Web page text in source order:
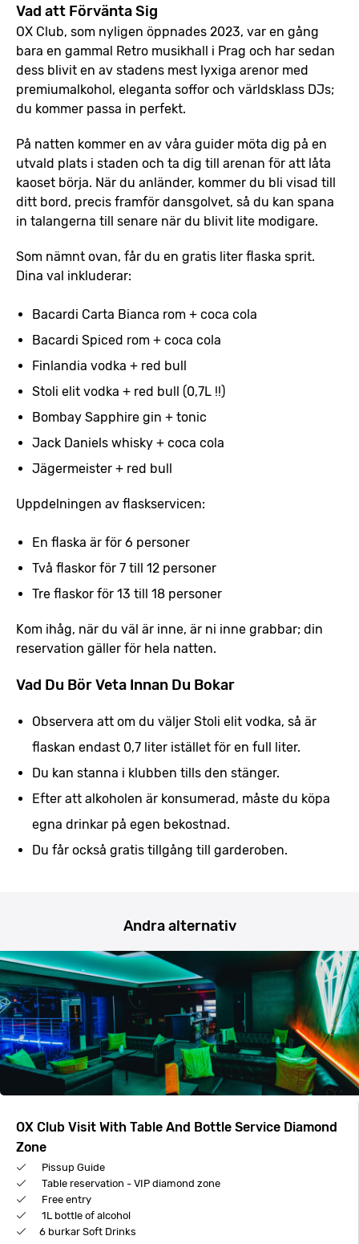
Vad att Förvänta Sig
OX Club, som nyligen öppnades 2023, var en gång
bara en gammal Retro musikhall i Prag och har sedan
dess blivit en av stadens mest lyxiga arenor med
premiumalkohol, eleganta soffor och världsklass DJs;
du kommer passa in perfekt.
På natten kommer en av våra guider möta dig på en
utvald plats i staden och ta dig till arenan för att låta
kaoset börja. När du anländer, kommer du bli visad till
ditt bord, precis framför dansgolvet, så du kan spana
in talangerna till senare när du blivit lite modigare.
Som nämnt ovan, får du en gratis liter flaska sprit.
Dina val inkluderar:
Bacardi Carta Bianca rom + coca cola
Bacardi Spiced rom + coca cola
Finlandia vodka + red bull
Stoli elit vodka + red bull (0,7L !!)
Bombay Sapphire gin + tonic
Jack Daniels whisky + coca cola
Jägermeister + red bull
Uppdelningen av flaskservicen:
En flaska är för 6 personer
Två flaskor för 7 till 12 personer
Tre flaskor för 13 till 18 personer
Kom ihåg, när du väl är inne, är ni inne grabbar; din
reservation gäller för hela natten.
Vad Du Bör Veta Innan Du Bokar
Observera att om du väljer Stoli elit vodka, så är
flaskan endast 0,7 liter istället för en full liter.
Du kan stanna i klubben tills den stänger.
Efter att alkoholen är konsumerad, måste du köpa
egna drinkar på egen bekostnad.
Du får också gratis tillgång till garderoben.
Andra alternativ
OX Club Visit With Table And Bottle Service Diamond
Zone
Pissup Guide
Table reservation - VIP diamond zone
Free entry
1L bottle of alcohol
6 burkar Soft Drinks